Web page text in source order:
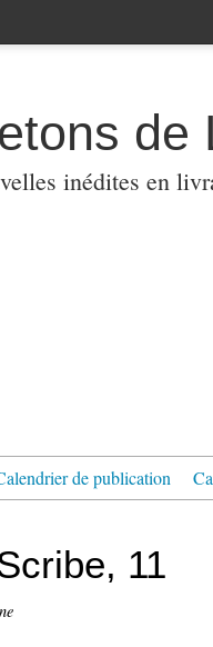
de
inédites en
de publication
11